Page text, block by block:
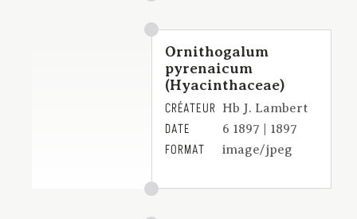
Ornithogalum
pyrenaicum
(Hyacinthaceae)
CRÉATEUR Hb J. Lambert
DATE 6 1897 | 1897
FORMAT image/jpeg